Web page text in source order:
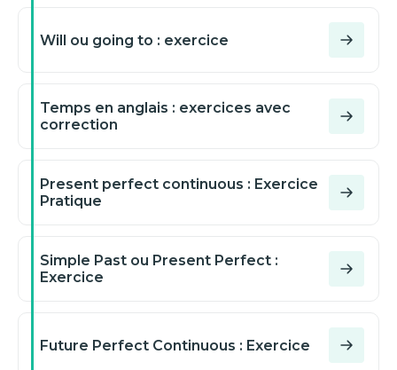
Will ou going to : exercice
Temps en anglais : exercices avec
correction
Present perfect continuous : Exercice
Pratique
Simple Past ou Present Perfect :
Exercice
Future Perfect Continuous : Exercice